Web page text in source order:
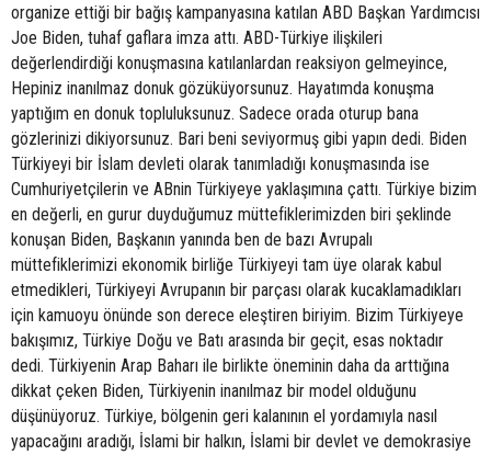
organize ettiği bir bağış kampanyasına katılan ABD Başkan Yardımcısı
Joe Biden, tuhaf gaflara imza attı. ABD-Türkiye ilişkileri
değerlendirdiği konuşmasına katılanlardan reaksiyon gelmeyince,
Hepiniz inanılmaz donuk gözüküyorsunuz. Hayatımda konuşma
yaptığım en donuk topluluksunuz. Sadece orada oturup bana
gözlerinizi dikiyorsunuz. Bari beni seviyormuş gibi yapın dedi. Biden
Türkiyeyi bir İslam devleti olarak tanımladığı konuşmasında ise
Cumhuriyetçilerin ve ABnin Türkiyeye yaklaşımına çattı. Türkiye bizim
en değerli, en gurur duyduğumuz müttefiklerimizden biri şeklinde
konuşan Biden, Başkanın yanında ben de bazı Avrupalı
müttefiklerimizi ekonomik birliğe Türkiyeyi tam üye olarak kabul
etmedikleri, Türkiyeyi Avrupanın bir parçası olarak kucaklamadıkları
için kamuoyu önünde son derece eleştiren biriyim. Bizim Türkiyeye
bakışımız, Türkiye Doğu ve Batı arasında bir geçit, esas noktadır
dedi. Türkiyenin Arap Baharı ile birlikte öneminin daha da arttığına
dikkat çeken Biden, Türkiyenin inanılmaz bir model olduğunu
düşünüyoruz. Türkiye, bölgenin geri kalanının el yordamıyla nasıl
yapacağını aradığı, İslami bir halkın, İslami bir devlet ve demokrasiye